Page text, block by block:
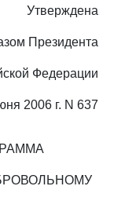
Утверждена
Президента
Федерации
2006 г. N 637